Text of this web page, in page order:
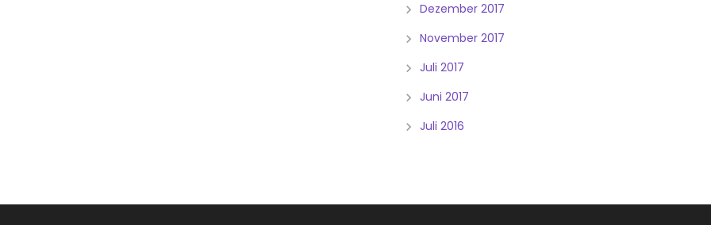
Dezember 2017
November 2017
Juli 2017
Juni 2017
Juli 2016